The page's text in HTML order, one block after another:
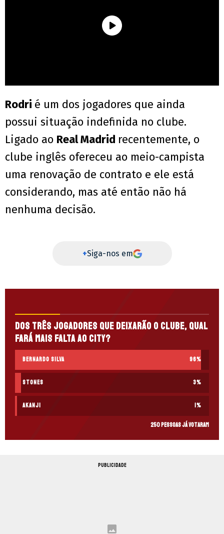
Rodri é um dos jogadores que ainda
possui situação indefinida no clube.
Ligado ao Real Madrid recentemente, o
clube inglês ofereceu ao meio-campista
uma renovação de contrato e ele está
considerando, mas até então não há
nenhuma decisão.
+Siga-nos em
Dos três jogadores que deixarão o clube, qual
fará mais falta ao City?
Bernardo Silva 96%
Stones 3%
Akanji 1%
250 pessoas já votaram
PUBLICIDADE